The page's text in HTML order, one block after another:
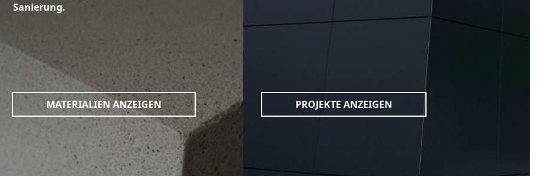
Sanierung.
MATERIALIEN ANZEIGEN PROJEKTE ANZEIGEN